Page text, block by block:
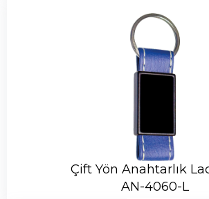
Çift Yön Anahtarlık
AN-4060-L